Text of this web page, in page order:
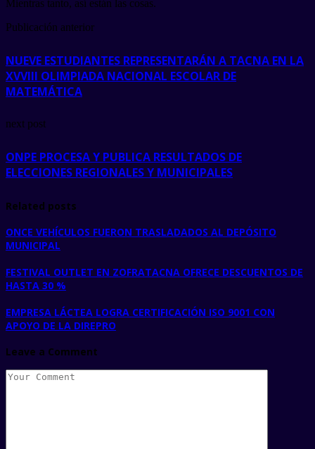
Mientras tanto, así están las cosas.
Publicación anterior
NUEVE ESTUDIANTES REPRESENTARÁN A TACNA EN LA
XVVIII OLIMPIADA NACIONAL ESCOLAR DE
MATEMÁTICA
next post
ONPE PROCESA Y PUBLICA RESULTADOS DE
ELECCIONES REGIONALES Y MUNICIPALES
Related posts
ONCE VEHÍCULOS FUERON TRASLADADOS AL DEPÓSITO
MUNICIPAL
FESTIVAL OUTLET EN ZOFRATACNA OFRECE DESCUENTOS DE
HASTA 30 %
EMPRESA LÁCTEA LOGRA CERTIFICACIÓN ISO 9001 CON
APOYO DE LA DIREPRO
Leave a Comment